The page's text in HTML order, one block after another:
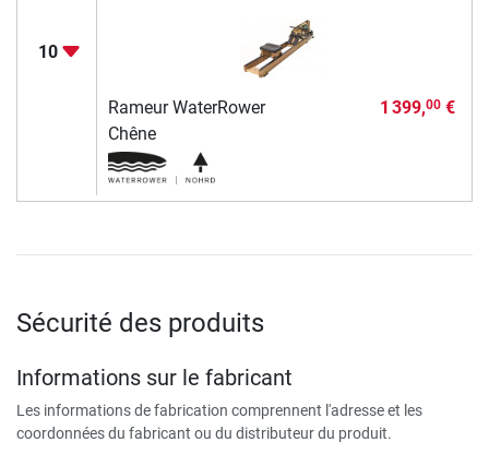
10
Rameur WaterRower
Chêne
1 399,00€
Sécurité des produits
Informations sur le fabricant
Les informations de fabrication comprennent l'adresse et les
coordonnées du fabricant ou du distributeur du produit.